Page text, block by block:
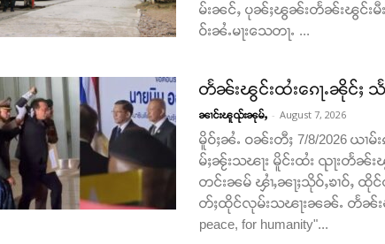
မ်းၼင်ႇ ပုၼ်ႈၽွၼ်းတႅၼ်းၽွင်းမီ
ဝ်းၼႆႉမႃးသေတႃႉ ...
တႅၼ်းၽွင်းထႆးၵေႃႉၼိုင်ႈ
ၼၢင်းၽူၺ်းၼုမ်ႇ - August 7, 2026
မိူဝ်ႈၼႆႉ ဝၼ်းတီႈ 7/8/2026 ယၢ
မ်ႈၼႂ်းသၽႃး မိူင်းထႆး ၺႃးတႅၼ်း
တင်းၼမ် ၾၢႆႇၼႃႈသိုဝ်ႇၶၢဝ်ႇ
တ်ႈထိုင်လုမ်းသၽႃးၼၼ်ႉ တႅၼ်းၽွ
peace, for humanity"...